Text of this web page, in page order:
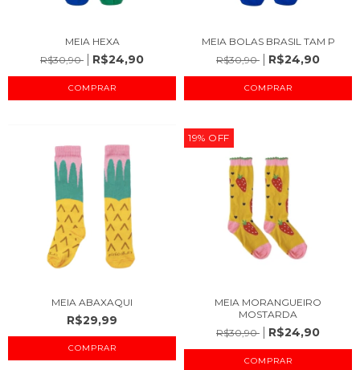
MEIA HEXA
R$30,90
R$24,90
COMPRAR
MEIA BOLAS BRASIL TAM P
R$30,90
R$24,90
COMPRAR
MEIA ABAXAQUI
R$29,99
COMPRAR
19% OFF
MEIA MORANGUEIRO
MOSTARDA
R$30,90
R$24,90
COMPRAR